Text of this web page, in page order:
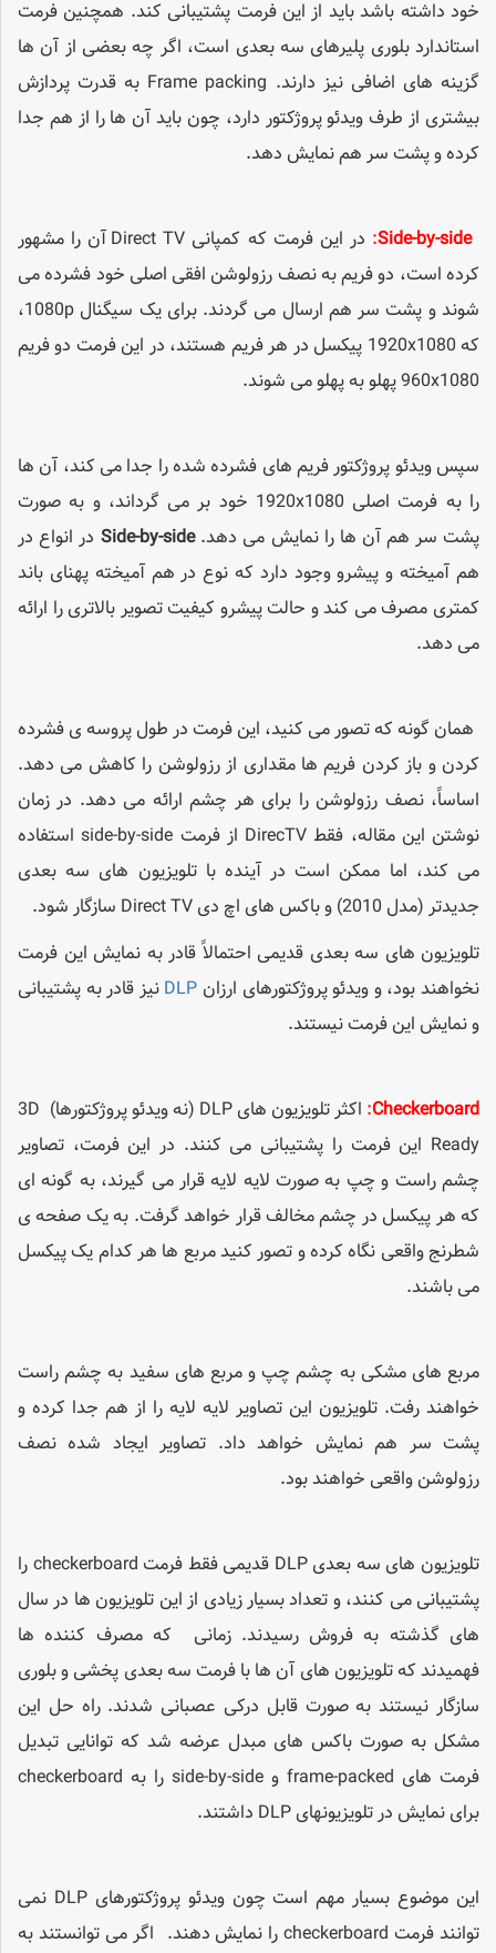
خود داشته باشد باید از این فرمت پشتیبانی کند. همچنین فرمت
استاندارد بلوری پلیرهای سه بعدی است، اگر چه بعضی از آن ها
گزینه های اضافی نیز دارند. Frame packing به قدرت پردازش
بیشتری از طرف ویدئو پروژکتور دارد، چون باید آن ها را از هم جدا
کرده و پشت سر هم نمایش دهد.
Side-by-side
:
در این فرمت که کمپانی Direct TV آن را مشهور
کرده است، دو فریم به نصف رزولوشن افقی اصلی خود فشرده می
شوند و پشت سر هم ارسال می گردند. برای یک سیگنال 1080p،
که 1920x1080 پیکسل در هر فریم هستند، در این فرمت دو فریم
960x1080 پهلو به پهلو می شوند.
سپس ویدئو پروژکتور فریم های فشرده شده را جدا می کند، آن ها
را به فرمت اصلی 1920x1080 خود بر می گرداند، و به صورت
پشت سر هم آن ها را نمایش می دهد.Side-by-sideدر انواع در
هم آمیخته و پیشرو وجود دارد که نوع در هم آمیخته پهنای باند
کمتری مصرف می کند و حالت پیشرو کیفیت تصویر بالاتری را ارائه
می دهد.
همان گونه که تصور می کنید، این فرمت در طول پروسه ی فشرده
کردن و باز کردن فریم ها مقداری از رزولوشن را کاهش می دهد.
اساساً، نصف رزولوشن را برای هر چشم ارائه می دهد. در زمان
نوشتن این مقاله، فقط DirecTV از فرمت side-by-side استفاده
می کند، اما ممکن است در آینده با تلویزیون های سه بعدی
جدیدتر (مدل 2010) و باکس های اچ دی Direct TV سازگار شود.
تلویزیون های سه بعدی قدیمی احتمالاً قادر به نمایش این فرمت
نخواهند بود، و ویدئو پروژکتورهای ارزان DLPنیز قادر به پشتیبانی
و نمایش این فرمت نیستند.
Checkerboard
:
اکثر تلویزیون های DLP (نه ویدئو پروژکتورها) 3D
Ready این فرمت را پشتیبانی می کنند. در این فرمت، تصاویر
چشم راست و چپ به صورت لایه لایه قرار می گیرند، به گونه ای
که هر پیکسل در چشم مخالف قرار خواهد گرفت. به یک صفحه ی
شطرنج واقعی نگاه کرده و تصور کنید مربع ها هر کدام یک پیکسل
می باشند.
مربع های مشکی به چشم چپ و مربع های سفید به چشم راست
خواهند رفت. تلویزیون این تصاویر لایه لایه را از هم جدا کرده و
پشت سر هم نمایش خواهد داد. تصاویر ایجاد شده نصف
رزولوشن واقعی خواهند بود.
تلویزیون های سه بعدی DLP قدیمی فقط فرمت checkerboard را
پشتیبانی می کنند، و تعداد بسیار زیادی از این تلویزیون ها در سال
های گذشته به فروش رسیدند. زمانی که مصرف کننده ها
فهمیدند که تلویزیون های آن ها با فرمت سه بعدی پخشی و بلوری
سازگار نیستند به صورت قابل درکی عصبانی شدند. راه حل این
مشکل به صورت باکس های مبدل عرضه شد که توانایی تبدیل
فرمت های frame-packed و side-by-side را به checkerboard
برای نمایش در تلویزیونهای DLP داشتند.
این موضوع بسیار مهم است چون ویدئو پروژکتورهای DLP نمی
توانند فرمت checkerboard را نمایش دهند. اگر می توانستند به